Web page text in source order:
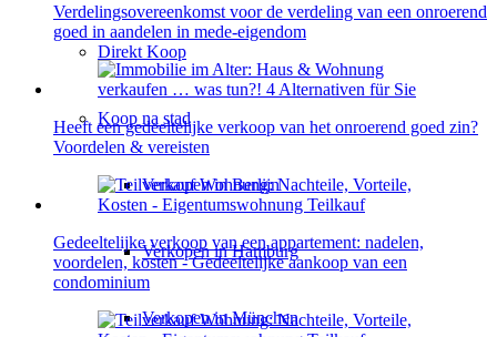
Direkt Koop
Koop na stad
Verkopen in Berlijn
Verkopen in Hamburg
Verkopen in München
Verdelingsovereenkomst voor de verdeling van een onroerend
goed in aandelen in mede-eigendom
Heeft een gedeeltelijke verkoop van het onroerend goed zin?
Voordelen & vereisten
Gedeeltelijke verkoop van een appartement: nadelen,
voordelen, kosten - Gedeeltelijke aankoop van een
condominium